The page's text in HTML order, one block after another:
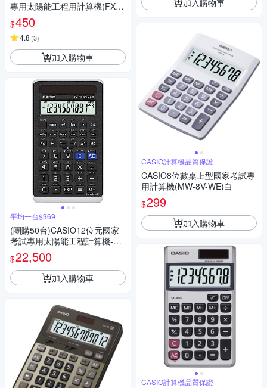
專用太陽能工程用計算機(FX-8
2SOLARII)
$450
4.8 (3)
加入購物車
平均一台$369
(團購50台)CASIO12位元國家
考試專用太陽能工程計算機-FX
-82SOLARII
$22,500
加入購物車
CASIO計算機品質保證
CASIO8位數桌上型國家考試專
用計算機(MW-8V-WE)白
$299
加入購物車
CASIO計算機品質保證